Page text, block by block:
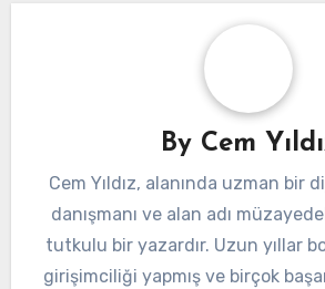
By Cem
Cem Yıldız, alanında uzman bir
danışmanı ve alan adı
tutkulu bir yazardır. Uzun yıllar
girişimciliği yapmış ve birçok